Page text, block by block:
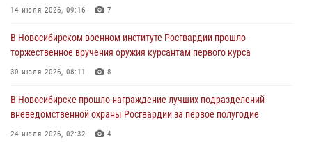
Росгвардии задержан гражданин, находящийся в розыске
В Новосибирске военнослужащие отряда спецназа «Ермак»
Росгвардии провели занятия по беспарашютному десантированию
В Новосибирске военнослужащие Росгвардии почтили память детей
– жертв войны в Донбассе
14 июля 2026, 09:16 7
В Новосибирском военном институте Росгвардии прошло
торжественное вручения оружия курсантам первого курса
30 июля 2026, 08:11 8
В Новосибирске прошло награждение лучших подразделений
вневедомственной охраны Росгвардии за первое полугодие
24 июля 2026, 02:32 4